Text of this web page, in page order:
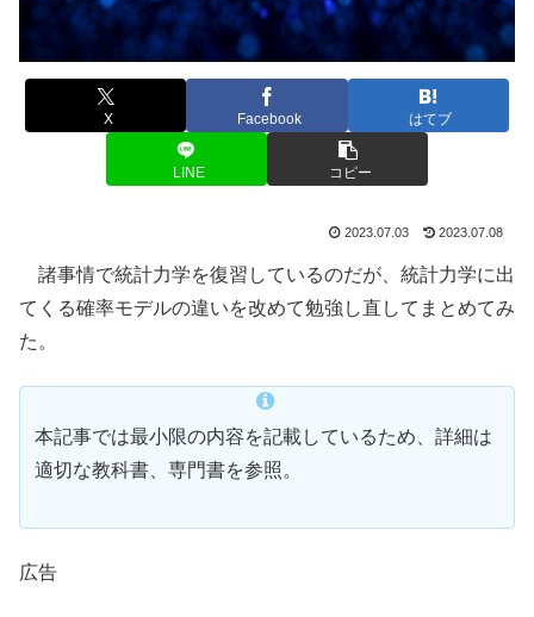
X Facebook はてブ
LINE コピー
2023.07.03 2023.07.08
諸事情で統計力学を復習しているのだが、統計力学に出
てくる確率モデルの違いを改めて勉強し直してまとめてみ
た。
本記事では最小限の内容を記載しているため、詳細は
適切な教科書、専門書を参照。
広告